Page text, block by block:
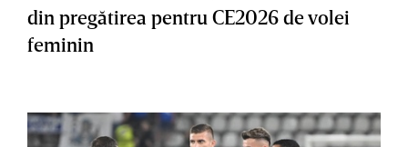
din pregătirea pentru CE2026 de volei
feminin